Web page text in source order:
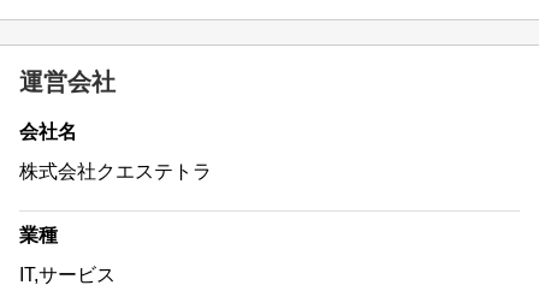
運営会社
会社名
株式会社クエステトラ
業種
IT,サービス